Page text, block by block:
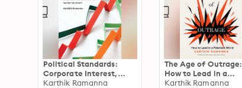
Political Standards:
Corporate Interest,
Ideology, and
Karthik Ramanna
The Age of Outrage:
How to Lead in a
Polarized World
Karthik Ramanna